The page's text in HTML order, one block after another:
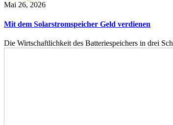
Mai 26, 2026
Mit dem Solarstromspeicher Geld verdienen
Die Wirtschaftlichkeit des Batteriespeichers in drei